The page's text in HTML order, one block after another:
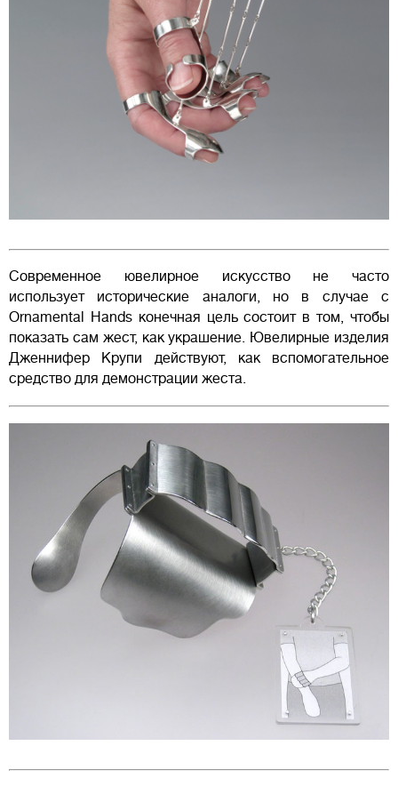
Современное ювелирное искусство не часто
использует исторические аналоги, но в случае с
Ornamental Hands конечная цель состоит в том, чтобы
показать сам жест, как украшение. Ювелирные изделия
Дженнифер Крупи действуют, как вспомогательное
средство для демонстрации жеста.